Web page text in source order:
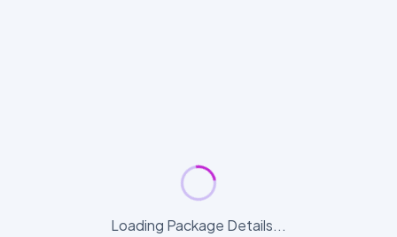
Loading Package Details...